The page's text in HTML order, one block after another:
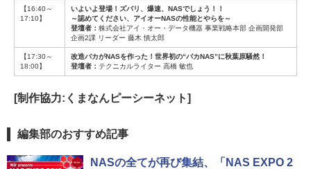
【16:40～
17:10】
いよいよ登場！ズバリ、爆速、NASでしょう！！
～認めてください、アイオーNASの性能とやらを～
登壇者： 株式会社アイ・オー・データ機器 事業戦略本部 企画開発部
企画2課 リーダー 藤木 慎太郎
【17:30～
18:00】
改造バカがNASを作った！世界初の“バカNAS”に秋葉原騒然！
登壇者： テクニカルライター 高橋 敏也
[制作協力:くまなんピーシーネット]
編集部のおすすめ記事
NASの全てが再び集結、「NAS EXPO 2